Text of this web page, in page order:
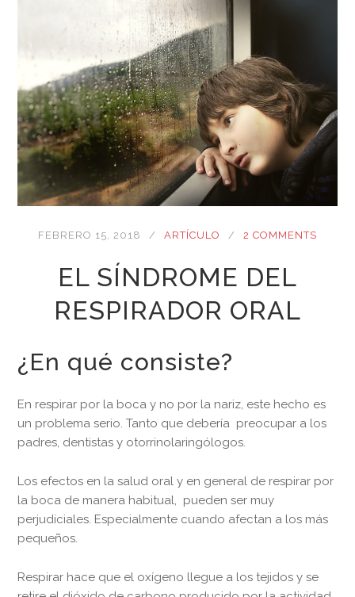
FEBRERO 15, 2018 ARTÍCULO 2 COMMENTS
EL SÍNDROME DEL
RESPIRADOR ORAL
¿En qué consiste?
En respirar por la boca y no por la nariz, este hecho es
un problema serio. Tanto que debería preocupar a los
padres, dentistas y otorrinolaringólogos.
Los efectos en la salud oral y en general de respirar por
la boca de manera habitual, pueden ser muy
perjudiciales. Especialmente cuando afectan a los más
pequeños.
Respirar hace que el oxígeno llegue a los tejidos y se